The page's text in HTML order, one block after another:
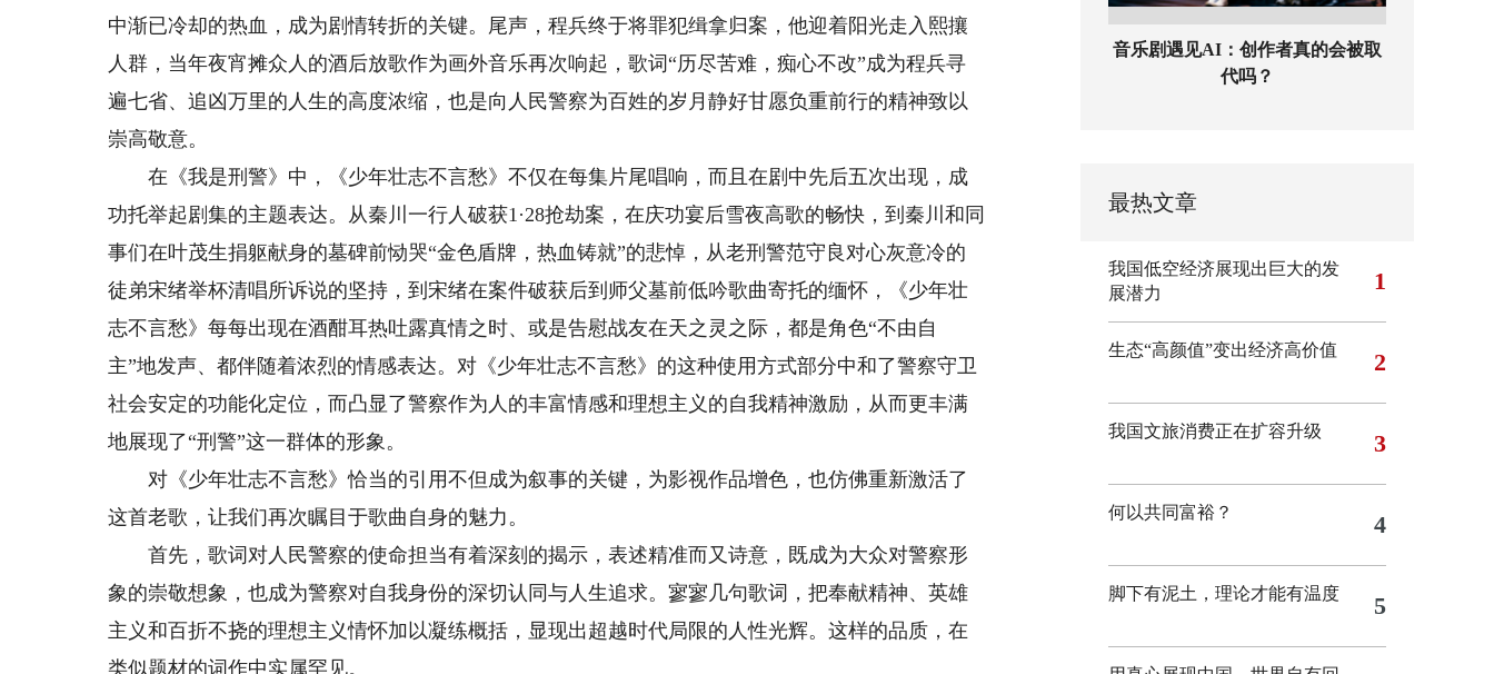
中渐已冷却的热血，成为剧情转折的关键。尾声，程兵终于将罪犯缉拿归案，他迎着阳光走入熙攘
人群，当年夜宵摊众人的酒后放歌作为画外音乐再次响起，歌词“历尽苦难，痴心不改”成为程兵寻
遍七省、追凶万里的人生的高度浓缩，也是向人民警察为百姓的岁月静好甘愿负重前行的精神致以
崇高敬意。
在《我是刑警》中，《少年壮志不言愁》不仅在每集片尾唱响，而且在剧中先后五次出现，成
功托举起剧集的主题表达。从秦川一行人破获1·28抢劫案，在庆功宴后雪夜高歌的畅快，到秦川和同
事们在叶茂生捐躯献身的墓碑前恸哭“金色盾牌，热血铸就”的悲悼，从老刑警范守良对心灰意冷的
徒弟宋绪举杯清唱所诉说的坚持，到宋绪在案件破获后到师父墓前低吟歌曲寄托的缅怀，《少年壮
志不言愁》每每出现在酒酣耳热吐露真情之时、或是告慰战友在天之灵之际，都是角色“不由自
主”地发声、都伴随着浓烈的情感表达。对《少年壮志不言愁》的这种使用方式部分中和了警察守卫
社会安定的功能化定位，而凸显了警察作为人的丰富情感和理想主义的自我精神激励，从而更丰满
地展现了“刑警”这一群体的形象。
对《少年壮志不言愁》恰当的引用不但成为叙事的关键，为影视作品增色，也仿佛重新激活了
这首老歌，让我们再次瞩目于歌曲自身的魅力。
首先，歌词对人民警察的使命担当有着深刻的揭示，表述精准而又诗意，既成为大众对警察形
象的崇敬想象，也成为警察对自我身份的深切认同与人生追求。寥寥几句歌词，把奉献精神、英雄
主义和百折不挠的理想主义情怀加以凝练概括，显现出超越时代局限的人性光辉。这样的品质，在
类似题材的词作中实属罕见。
音乐剧遇见AI：创作者真的会被取
代吗？
最热文章
我国低空经济展现出巨大的发
展潜力
1
生态“高颜值”变出经济高价值 2
我国文旅消费正在扩容升级 3
何以共同富裕？ 4
脚下有泥土，理论才能有温度 5